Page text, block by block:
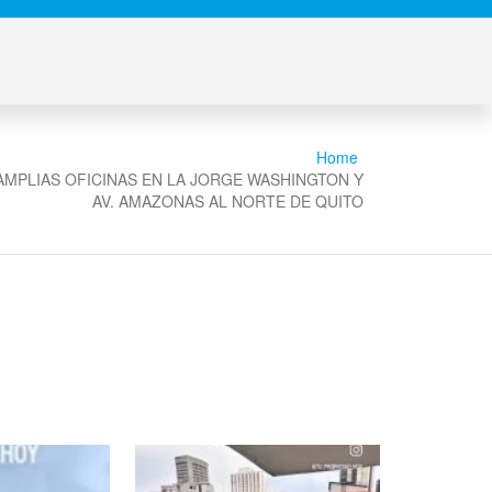
Home
OFICINAS EN LA JORGE WASHINGTON Y
AV. AMAZONAS AL NORTE DE QUITO